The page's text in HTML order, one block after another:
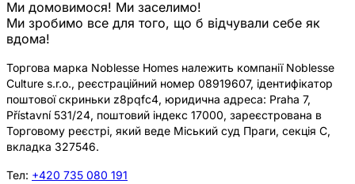
Ми домовимося! Ми заселимо!
Ми зробимо все для того, що б відчували себе як
вдома!
Торгова марка Noblesse Homes належить компанії Noblesse
Culture s.r.o., реєстраційний номер 08919607, ідентифікатор
поштової скриньки z8pqfc4, юридична адреса: Praha 7,
Přístavní 531/24, поштовий індекс 17000, зареєстрована в
Торговому реєстрі, який веде Міський суд Праги, секція C,
вкладка 327546.
Тел: +420 735 080 191